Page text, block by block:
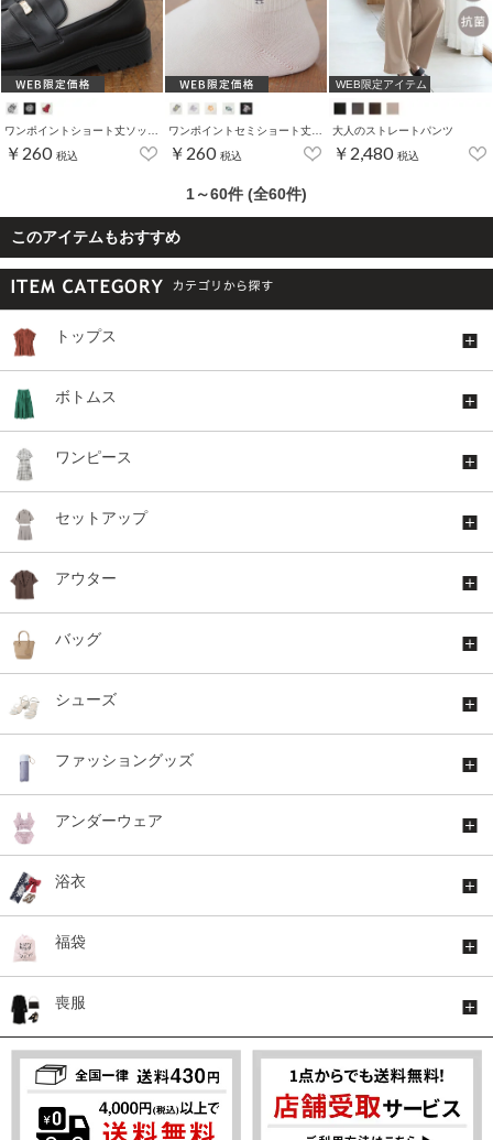
￥260 税込 ￥260 税込
WEB限定アイテム
大人のストレートパンツ
￥2,480 税込
1～60件 (全60件)
このアイテムもおすすめ
トップス
ボトムス
ワンピース
セットアップ
アウター
バッグ
シューズ
ファッショングッズ
アンダーウェア
浴衣
福袋
喪服